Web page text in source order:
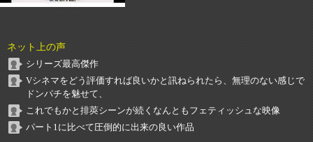
ネット上の声
シリーズ最高傑作
Vシネマをどう評価すれば良いかと訊ねられたら、無理のない感じで
ドンパチを魅せて、
これでもかと排莢シーンが続くなんともフェティッシュな映像
パート1に比べて圧倒的に出来の良い作品